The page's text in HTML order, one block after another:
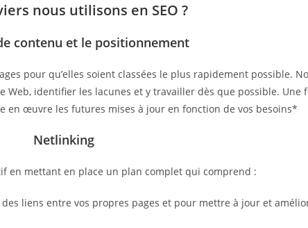
nous utilisons en SEO ?
contenu et le positionnement
pour qu’elles soient classées le plus rapidement possible.
Web, identifier les lacunes et y travailler dès que possible.
œuvre les futures mises à jour en fonction de vos besoins*
Netlinking
en mettant en place un plan complet qui comprend :
liens entre vos propres pages et pour mettre à jour et